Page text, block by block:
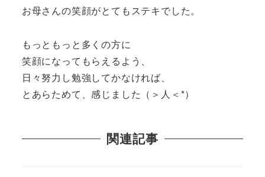
お母さんの笑顔がとてもステキでした。
もっともっと多くの方に
笑顔になってもらえるよう、
日々努力し勉強してかなければ、
とあらためて、感じました（＞人＜*）
関連記事